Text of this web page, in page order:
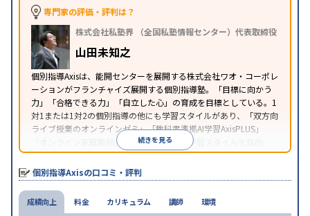
※2023年3月調査。小学校高学年の個別指導塾アンケート調査方法
専門家の評価・評判は？
株式会社私塾界 （全国私塾情報センター）代表取締役
山田未知之
個別指導Axisは、能開センターを展開する株式会社ワオ・コーポレ
ーションがフランチャイズ展開する個別指導塾。「目標に向かう
力」「合格できる力」「自立した心」の育成を目標としている。1
対1または1対2の個別指導の他にも学習スタイルがあり、「双方向
ライブ授業のオンラインゼミ」「教科書準拠AI学習AxisPLUS」
「オンライン家庭教師」など、さまざまな学習スタイルを目的
別・科目別に選択することができる。
続きを見る
個別指導Axisの口コミ・評判
成績向上 料金 カリキュラム 講師 環境